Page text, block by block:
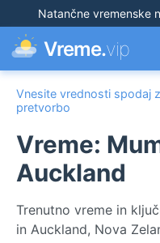
Natančne vremenske
Vreme.vip
Vnesite vrednosti spodaj
pretvorbo
Vreme:
Auckland
Trenutno vreme in
in Auckland, Nova